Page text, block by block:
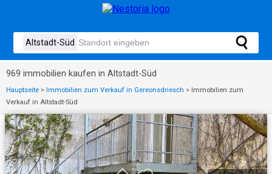
969 immobilien kaufen in Altstadt-Süd
Hauptseite > Immobilien zum Verkauf in Gereonsdriesch > Immobilien zum
Verkauf in Altstadt-Süd